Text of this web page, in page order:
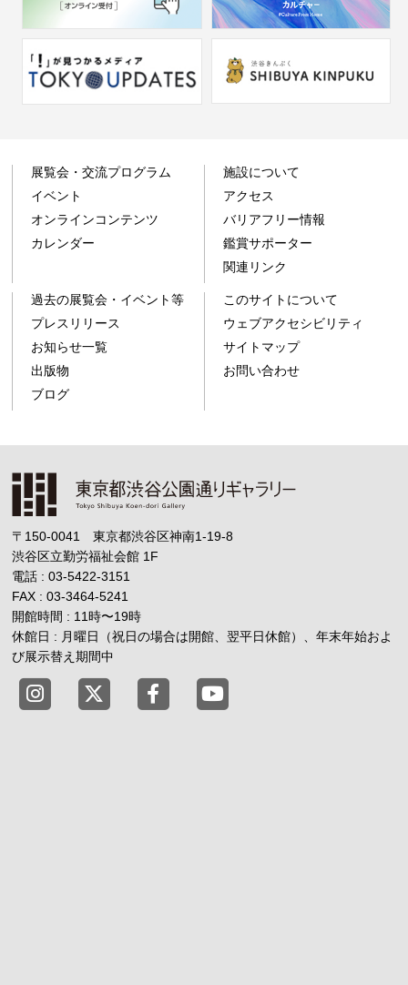
展覧会・交流プログラム
イベント
オンラインコンテンツ
カレンダー
施設について
アクセス
バリアフリー情報
鑑賞サポーター
関連リンク
過去の展覧会・イベント等
プレスリリース
お知らせ一覧
出版物
ブログ
このサイトについて
ウェブアクセシビリティ
サイトマップ
お問い合わせ
〒150-0041 東京都渋谷区神南1-19-8
渋谷区立勤労福祉会館 1F
電話 : 03-5422-3151
FAX : 03-3464-5241
開館時間 : 11時〜19時
休館日 : 月曜日（祝日の場合は開館、翌平日休館）、年末年始およ
び展示替え期間中
東京都渋谷公園通りギャラリー X
東京都渋谷公園通りギャラリー
東京都渋谷公園通りギャ